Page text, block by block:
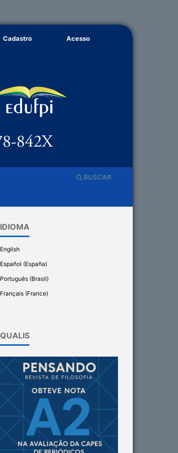
BUSCAR
Cadastro Acesso
IDIOMA
English
Español (España)
Português (Brasil)
Français (France)
QUALIS